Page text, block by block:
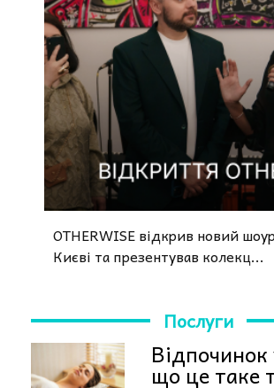
OTHERWISE відкрив новий
Києві та презентував колекц...
Послуги
Відпочинок
що це таке